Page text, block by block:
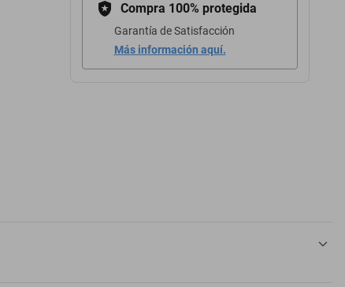
Compra 100% protegida
Garantía de Satisfacción
Más información aquí.